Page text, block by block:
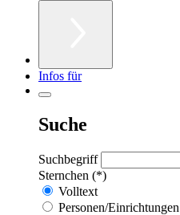
Infos für
Suche
Suchbegriff
Sternchen (*)
Volltext
Personen/Einrichtungen